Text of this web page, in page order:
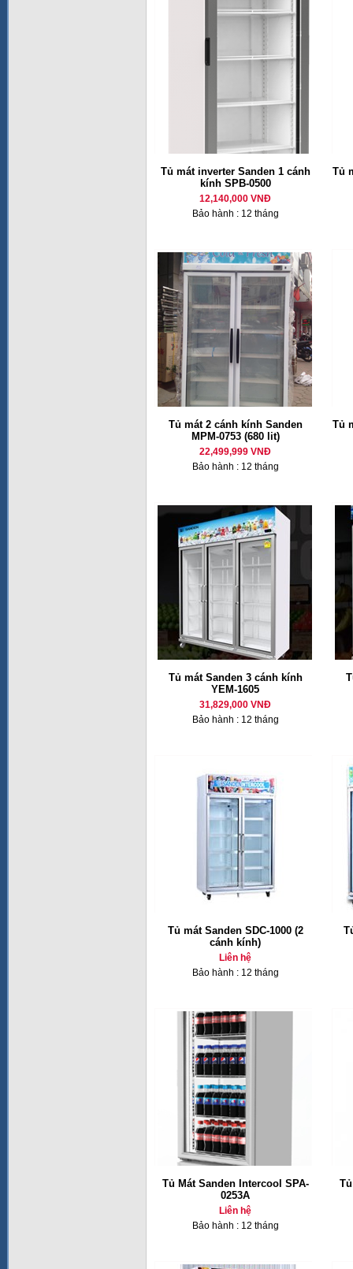
Tủ mát inverter Sanden 1 cánh
kính SPB-0500
12,140,000 VNĐ
Bảo hành : 12 tháng
Tủ
Tủ mát 2 cánh kính Sanden
MPM-0753 (680 lit)
22,499,999 VNĐ
Bảo hành : 12 tháng
Tủ
Tủ mát Sanden 3 cánh kính
YEM-1605
31,829,000 VNĐ
Bảo hành : 12 tháng
Tủ mát Sanden SDC-1000 (2
cánh kính)
Liên hệ
Bảo hành : 12 tháng
Tủ Mát Sanden Intercool SPA-
0253A
Liên hệ
Bảo hành : 12 tháng